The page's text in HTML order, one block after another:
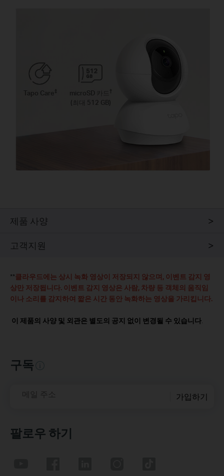
Tapo Care‡ microSD 카드 †
(최대 512 GB)
제품 사양
고객지원
**클라우드에는 상시 녹화 영상이 저장되지 않으며, 이벤트 감지 영
상만 저장됩니다. 이벤트 감지 영상은 사람, 차량 등 객체의 움직임
이나 소리를 감지하여 짧은 시간 동안 녹화하는 영상을 가리킵니다.
이 제품의 사양 및 외관은 별도의 공지 없이 변경될 수 있습니다
구독
메일 주소 가입하기
팔로우 하기